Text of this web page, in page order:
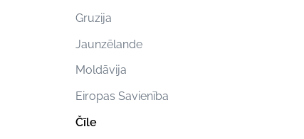
Gruzija
Jaunzēlande
Moldāvija
Eiropas Savienība
Čīle